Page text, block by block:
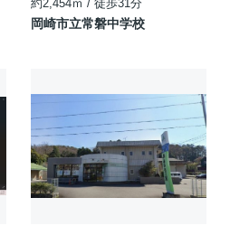
約2,454ｍ / 徒歩31分
岡崎市立常磐中学校